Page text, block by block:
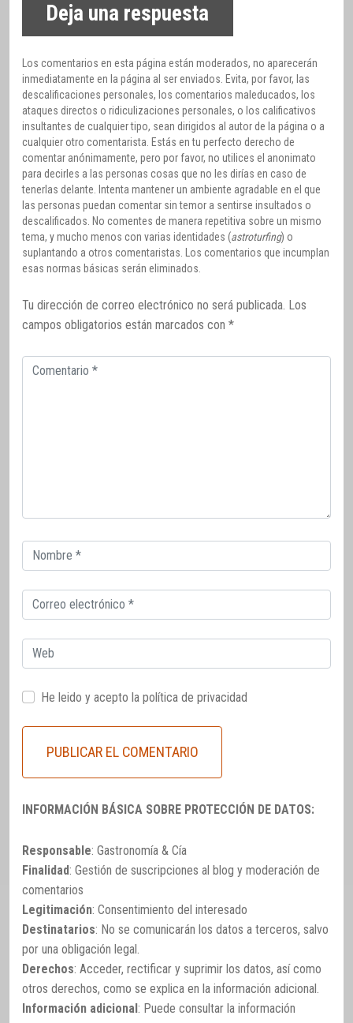
Deja una respuesta
Los comentarios en esta página están moderados, no aparecerán
inmediatamente en la página al ser enviados. Evita, por favor, las
descalificaciones personales, los comentarios maleducados, los
ataques directos o ridiculizaciones personales, o los calificativos
insultantes de cualquier tipo, sean dirigidos al autor de la página o a
cualquier otro comentarista. Estás en tu perfecto derecho de
comentar anónimamente, pero por favor, no utilices el anonimato
para decirles a las personas cosas que no les dirías en caso de
tenerlas delante. Intenta mantener un ambiente agradable en el que
las personas puedan comentar sin temor a sentirse insultados o
descalificados. No comentes de manera repetitiva sobre un mismo
tema, y mucho menos con varias identidades (astroturfing) o
suplantando a otros comentaristas. Los comentarios que incumplan
esas normas básicas serán eliminados.
Tu dirección de correo electrónico no será publicada. Los
campos obligatorios están marcados con *
Comentario
Correo
electrónico
Correo
electrónico
Web
He leido y acepto la política de privacidad
INFORMACIÓN BÁSICA SOBRE PROTECCIÓN DE DATOS:
Responsable: Gastronomía & Cía
Finalidad: Gestión de suscripciones al blog y moderación de
comentarios
Legitimación: Consentimiento del interesado
Destinatarios: No se comunicarán los datos a terceros, salvo
por una obligación legal.
Derechos: Acceder, rectificar y suprimir los datos, así como
otros derechos, como se explica en la información adicional.
Información adicional : Puede consultar la información